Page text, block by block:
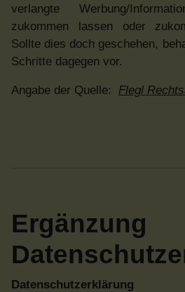
verlangte Werbung/
zukommen lassen oder
Sollte dies doch geschehen,
Schritte dagegen vor.
Angabe der Quelle: Flegl
Ergänzung
Datenschutzerklärung